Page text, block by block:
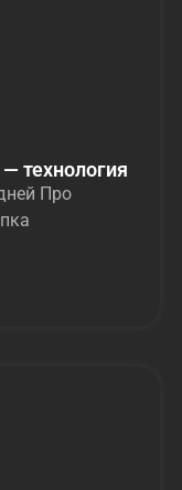
технология
Про